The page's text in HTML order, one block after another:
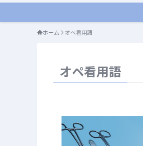
ホーム オペ看用語
オペ看用語